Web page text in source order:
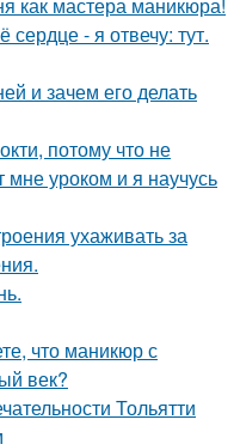
- я отвечу: тут.
и зачем его делать
потому что не
уроком и я научусь
ухаживать за
что маникюр с
век?
Тольятти